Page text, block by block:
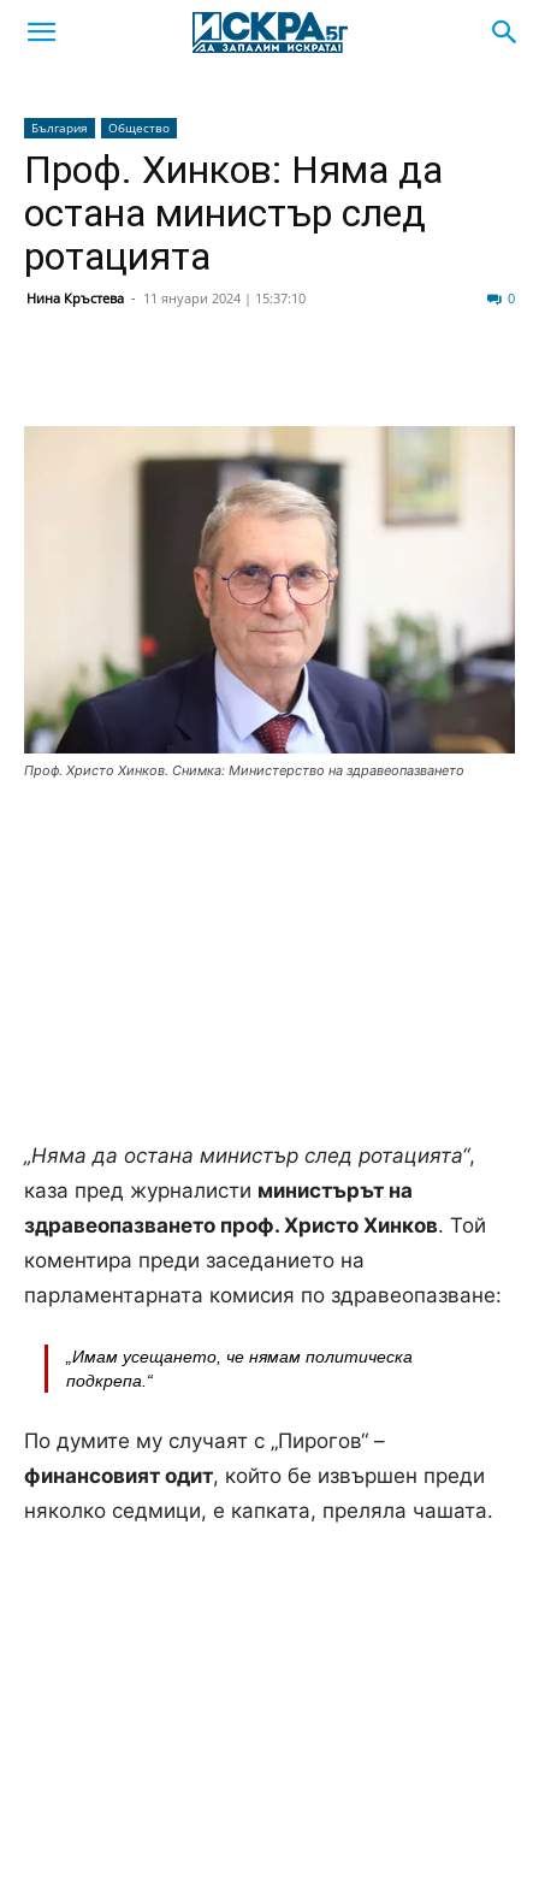
България Общество
Проф. Хинков: Няма да
остана министър след
ротацията
Нина Кръстева - 11 януари 2024 | 15:37:10 0
Проф. Христо Хинков. Снимка: Министерство на здравеопазването
„Няма да остана министър след ротацията“,
каза пред журналисти министърът на
здравеопазването проф. Христо Хинков. Той
коментира преди заседанието на
парламентарната комисия по здравеопазване:
„Имам усещането, че нямам политическа
подкрепа.“
По думите му случаят с „Пирогов“ –
финансовият одит, който бе извършен преди
няколко седмици, е капката, преляла чашата.